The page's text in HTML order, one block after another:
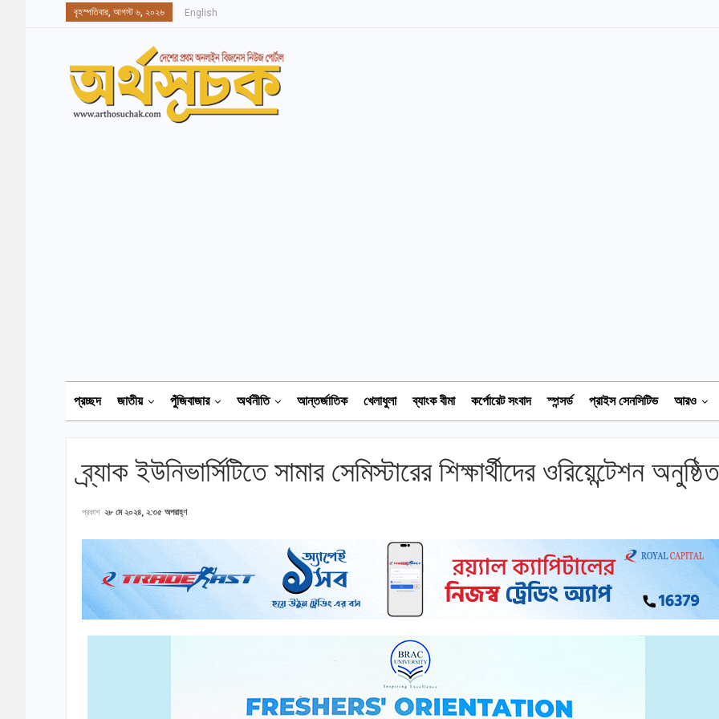
বৃহস্পতিবার, আগস্ট ৬, ২০২৬ English
প্রচ্ছদ জাতীয় পুঁজিবাজার অর্থনীতি আন্তর্জাতিক খেলাধুলা ব্যাংক বীমা কর্পোরেট সংবাদ স্পন্সর্ড প্রাইস সেনসিটিভ আরও
ব্র্যাক ইউনিভার্সিটিতে সামার সেমিস্টারের শিক্ষার্থীদের ওরিয়েন্টেশন অনুষ্ঠিত
প্রকাশ ২৮ মে ২০২৪, ২:৩৫ অপরাহ্ণ